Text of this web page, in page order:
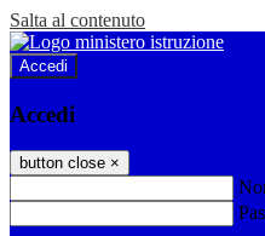
Salta al contenuto
Accedi
Accedi
button close ×